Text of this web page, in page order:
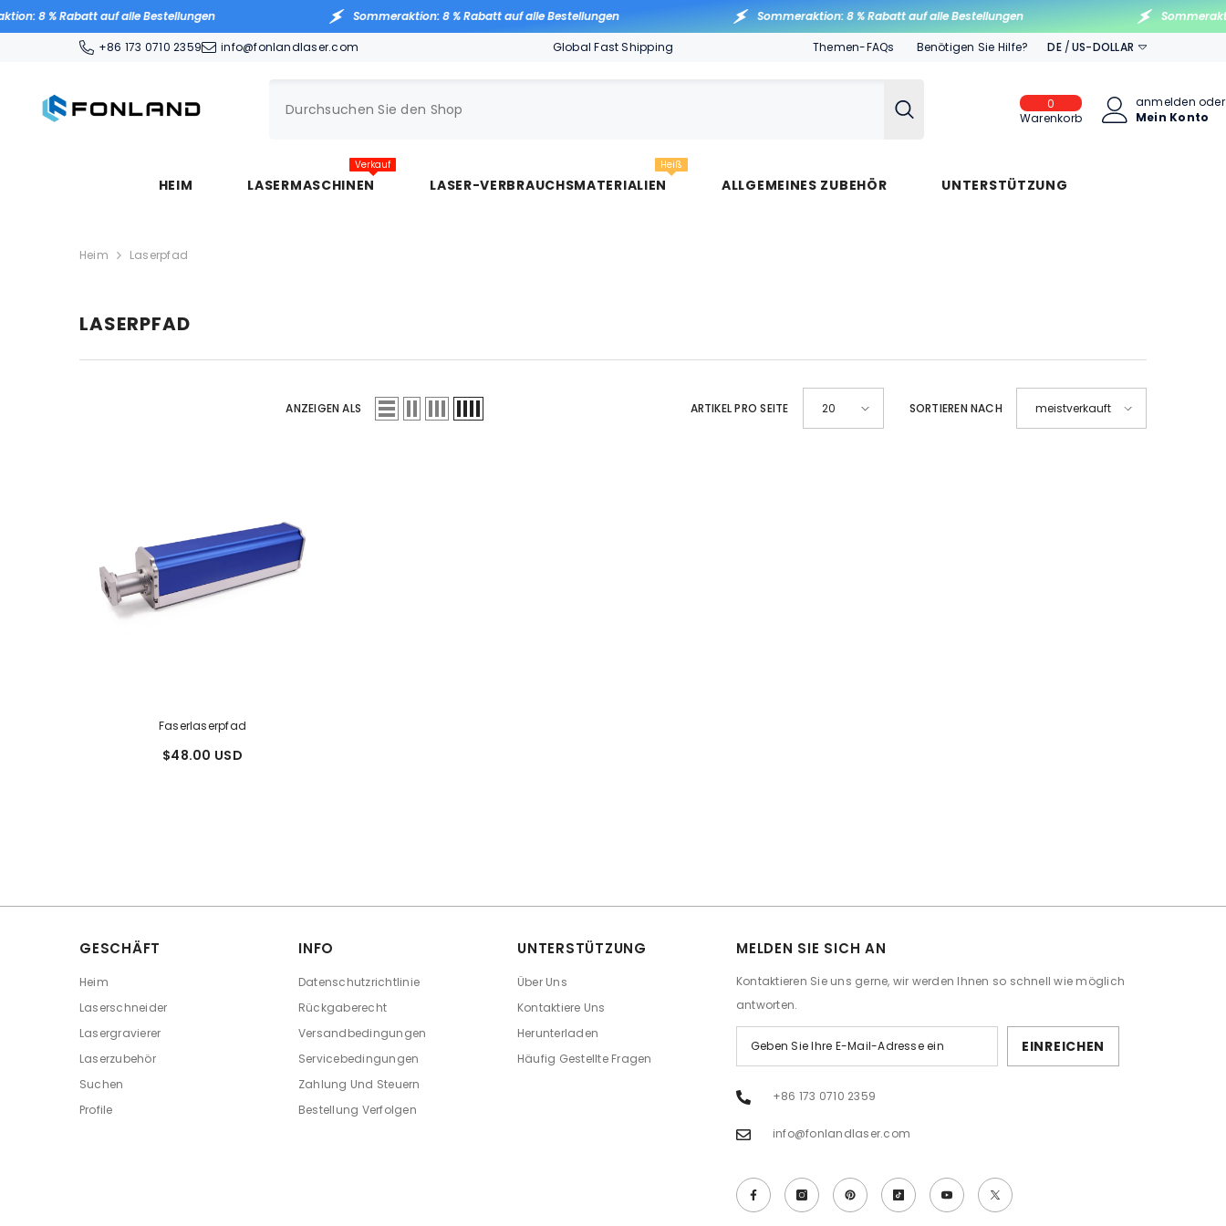
ZUM INHALT SPRINGEN
8 % Rabatt auf alle Bestellungen Sommeraktion: 8 % Rabatt auf alle Bestellungen Sommeraktion: 8 % Rabatt auf alle Bestellungen
+86 173 0710 2359
info@fonlandlaser.com Global Fast Shipping Themen-FAQs Benötigen Sie Hilfe?
DE
RU
US-DOLLAR
EUR
0
Artikel
Warenkorb
anmelden oder
Mein Konto
HEIM LASERMASCHINEN
Verkauf
LASER-VERBRAUCHSMATERIALIEN
Heiß
ALLGEMEINES ZUBEHÖR UNTERSTÜTZUNG
Heim Laserpfad
LASERPFAD
ANZEIGEN ALS ARTIKEL PRO SEITE 20 SORTIEREN NACH meistverkauft
Faserlaserpfad
$48.00 USD
GESCHÄFT
Heim
Laserschneider
Lasergravierer
Laserzubehör
Suchen
Profile
INFO
Datenschutzrichtlinie
Rückgaberecht
Versandbedingungen
Servicebedingungen
Zahlung Und Steuern
Bestellung Verfolgen
UNTERSTÜTZUNG
Über Uns
Kontaktiere Uns
Herunterladen
Häufig Gestellte Fragen
MELDEN SIE SICH AN
Kontaktieren Sie uns gerne, wir werden Ihnen so schnell wie möglich
antworten.
EINREICHEN
+86 173 0710 2359
info@fonlandlaser.com